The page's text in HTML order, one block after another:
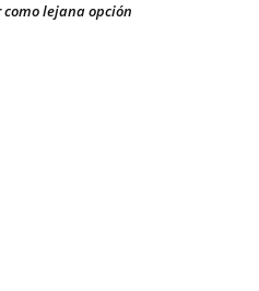
como lejana opción